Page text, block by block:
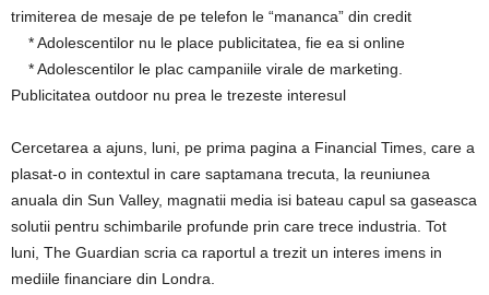
trimiterea de mesaje de pe telefon le “mananca” din credit
* Adolescentilor nu le place publicitatea, fie ea si online
* Adolescentilor le plac campaniile virale de marketing.
Publicitatea outdoor nu prea le trezeste interesul
Cercetarea a ajuns, luni, pe prima pagina a Financial Times, care a
plasat-o in contextul in care saptamana trecuta, la reuniunea
anuala din Sun Valley, magnatii media isi bateau capul sa gaseasca
solutii pentru schimbarile profunde prin care trece industria. Tot
luni, The Guardian scria ca raportul a trezit un interes imens in
mediile financiare din Londra.